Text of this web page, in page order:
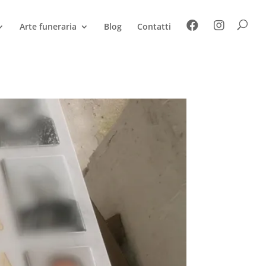
Arte funeraria Blog Contatti